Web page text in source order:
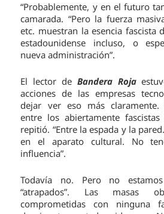
“Probablemente, y en el futuro
camarada. “Pero la fuerza
etc. muestran la esencia fascista
estadounidense incluso, o
nueva administración”.
El lector de Bandera Roja
acciones de las empresas
dejar ver eso más claramente.
entre los abiertamente fascistas
repitió. “Entre la espada y la
en el aparato cultural. No
influencia”.
Todavía no. Pero no estamos
“atrapados”. Las masas
comprometidas con ninguna